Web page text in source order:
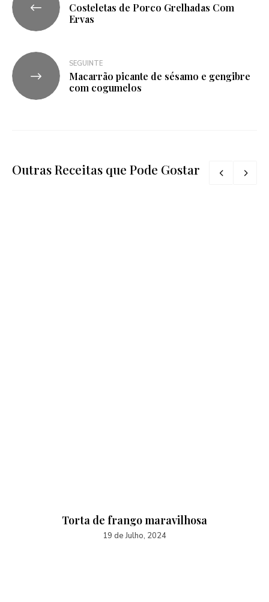
Costeletas de Porco Grelhadas Com
Ervas
SEGUINTE
Macarrão picante de sésamo e gengibre
com cogumelos
Outras Receitas que Pode Gostar
Torta de frango maravilhosa
19 de Julho, 2024